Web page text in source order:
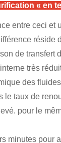
« en
entre ceci et
réside
de transfert
très
des
le taux de
pour le
minutes pour